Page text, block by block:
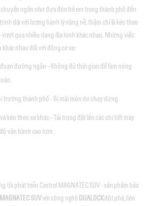
ngắn như đưa đón trẻ em trong thành phố đến
dài với lượng hành lý nặng nề, thậm chí là kéo theo
vượt qua nhiều dạng địa hình khác nhau. Những việc
khác nhau đối với động cơ xe:
đường ngắn – Không đủ thời gian để làm nóng
trường thành phố - Bị mài mòn do chạy dừng.
kéo theo xe khác – Tải trọng đặt lên các chi tiết máy
vận hành cao hơn.
tôi phát triển Castrol MAGNATEC SUV - sản phẩm bảo
SUVvới công nghệ DUALOCKđột phá, liên